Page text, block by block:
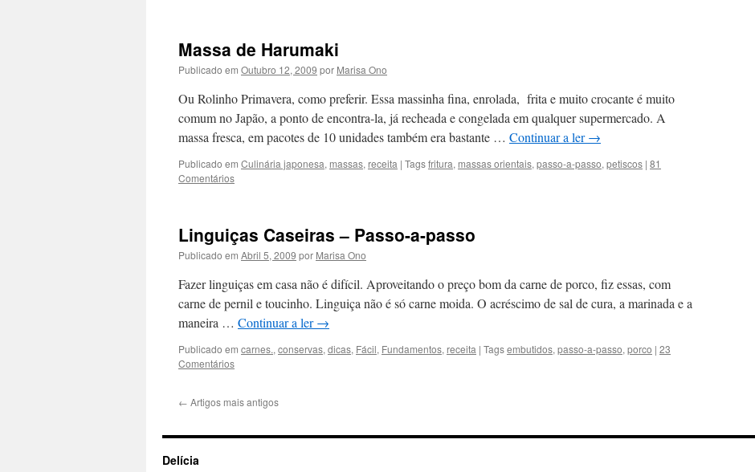
Massa de Harumaki
Publicado em Outubro 12, 2009 por Marisa Ono
Ou Rolinho Primavera, como preferir. Essa massinha fina, enrolada, frita e muito crocante é muito
comum no Japão, a ponto de encontra-la, já recheada e congelada em qualquer supermercado. A
massa fresca, em pacotes de 10 unidades também era bastante … Continuar a ler→
Publicado em Culinária japonesa, massas, receita | Tagsfritura, massas orientais, passo-a-passo, petiscos | 81
Comentários
Linguiças Caseiras – Passo-a-passo
Publicado em Abril 5, 2009 por Marisa Ono
Fazer linguiças em casa não é difícil. Aproveitando o preço bom da carne de porco, fiz essas, com
carne de pernil e toucinho. Linguiça não é só carne moida. O acréscimo de sal de cura, a marinada e a
maneira … Continuar a ler→
Publicado em carnes., conservas, dicas, Fácil, Fundamentos, receita | Tagsembutidos, passo-a-passo, porco | 23
Comentários
← Artigos mais antigos
Delícia